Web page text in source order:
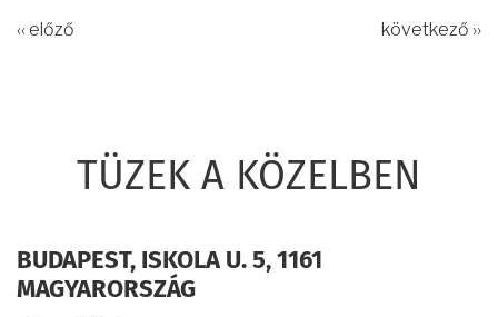
‹‹ előző következő ››
TÜZEK A KÖZELBEN
BUDAPEST, ISKOLA U. 5, 1161
MAGYARORSZÁG